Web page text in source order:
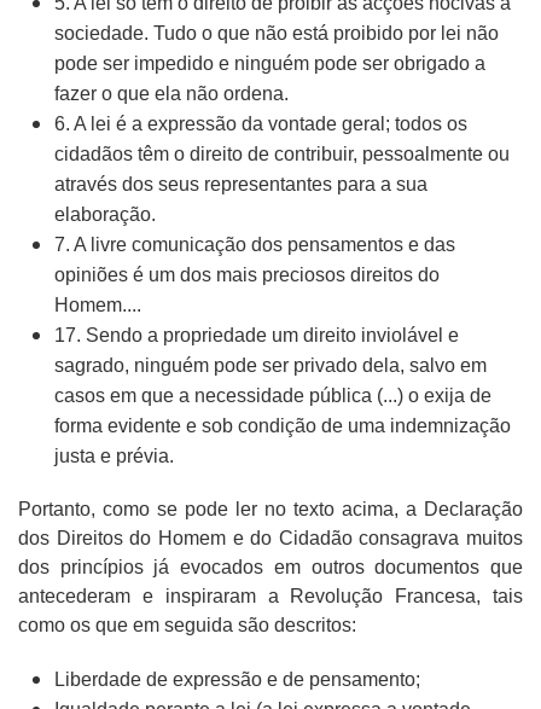
sociedade. Tudo o que não está proibido por lei não
pode ser impedido e ninguém pode ser obrigado a
fazer o que ela não ordena.
6. A lei é a expressão da vontade geral; todos os
cidadãos têm o direito de contribuir, pessoalmente ou
através dos seus representantes para a sua
elaboração.
7. A livre comunicação dos pensamentos e das
opiniões é um dos mais preciosos direitos do
Homem....
17. Sendo a propriedade um direito inviolável e
sagrado, ninguém pode ser privado dela, salvo em
casos em que a necessidade pública (...) o exija de
forma evidente e sob condição de uma indemnização
justa e prévia.
Portanto, como se pode ler no texto acima, a Declaração
dos Direitos do Homem e do Cidadão consagrava muitos
dos princípios já evocados em outros documentos que
antecederam e inspiraram a Revolução Francesa, tais
como os que em seguida são descritos:
Liberdade de expressão e de pensamento;